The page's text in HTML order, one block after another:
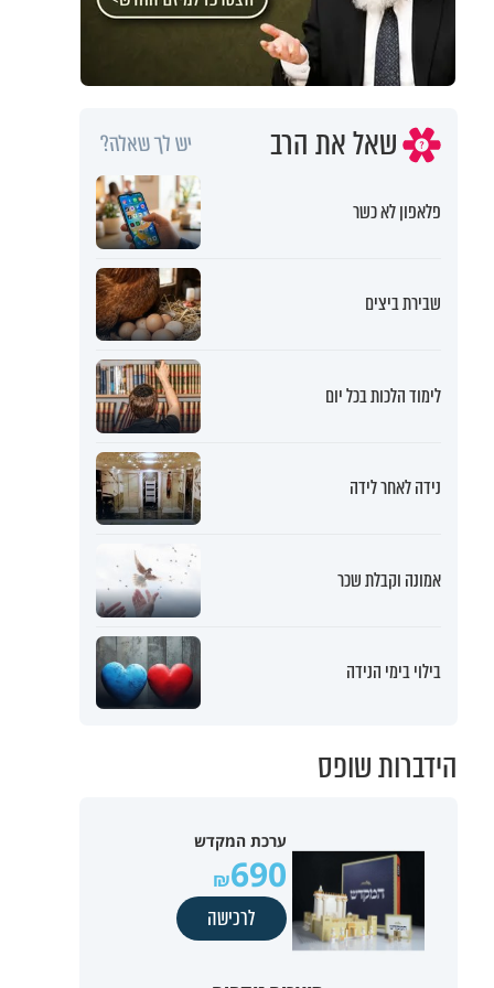
שאל את הרב יש לך שאלה?
פלאפון לא כשר
שבירת ביצים
לימוד הלכות בכל יום
נידה לאחר לידה
אמונה וקבלת שכר
בילוי בימי הנידה
הידברות שופס
ערכת המקדש
690
לרכישה